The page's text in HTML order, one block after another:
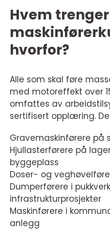
Hvem trenger
hvorfor?
Alle som skal føre
med motoreffekt over
omfattes av
sertifisert opplæring.
Gravemaskinførere på
Hjullasterførere på
byggeplass
Doser- og
Dumperførere i
infrastrukturprosjekter
Maskinførere i
anlegg